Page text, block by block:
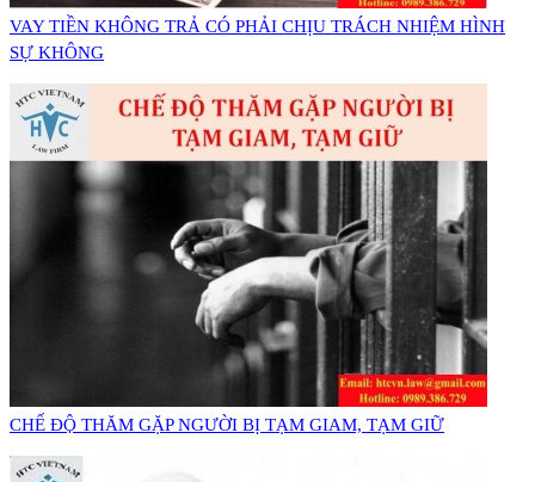
VAY TIỀN KHÔNG TRẢ CÓ PHẢI CHỊU TRÁCH NHIỆM HÌNH
SỰ KHÔNG
CHẾ ĐỘ THĂM GẶP NGƯỜI BỊ TẠM GIAM, TẠM GIỮ